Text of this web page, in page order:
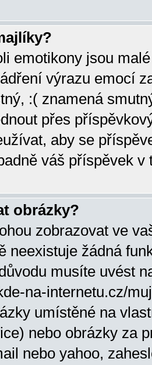
emotikony jsou
výrazu emocí
:( znamená
přes
aby se
váš příspěvek v
obrázky?
zobrazovat ve
neexistuje žádná
musíte uvést
na-internetu.cz/
umístěné na
nebo obrázky za
nebo yahoo,